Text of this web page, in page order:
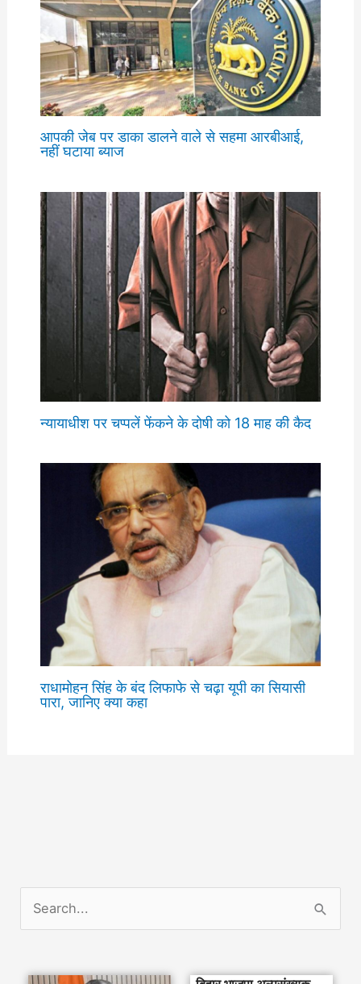
आपकी जेब पर डाका डालने वाले से सहमा आरबीआई,
नहीं घटाया ब्याज
न्यायाधीश पर चप्पलें फेंकने के दोषी को 18 माह की कैद
राधामोहन सिंह के बंद लिफाफे से चढ़ा यूपी का सियासी
पारा, जानिए क्या कहा